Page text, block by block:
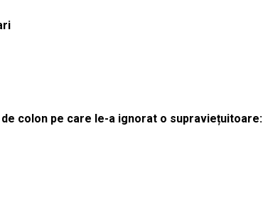
colon pe care le-a ignorat o supraviețuitoare: